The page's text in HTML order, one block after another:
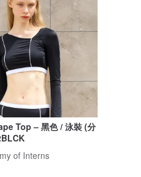
Top – 黑色 / 泳裝 (分
of Interns